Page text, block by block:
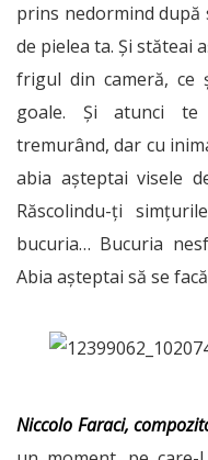
prins nedormind după
de pielea ta. Și stăteai
frigul din cameră, ce
goale. Și atunci te
tremurând, dar cu
abia așteptai visele
Răscolindu-ți
bucuria… Bucuria
Abia așteptai să se
Niccolo Faraci,